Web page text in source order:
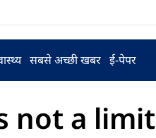
सबसे अच्छी खबर ई-पेपर
not a limit